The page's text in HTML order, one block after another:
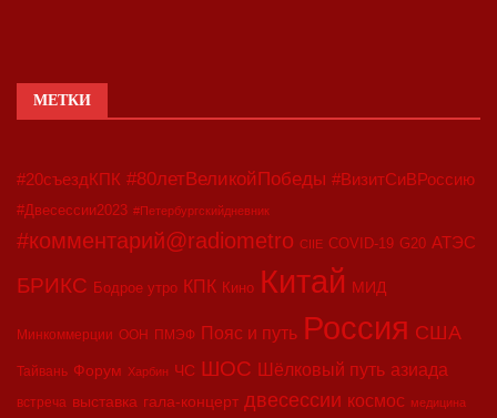
МЕТКИ
#20съездКПК #80летВеликойПобеды #ВизитСиВРоссию
#Двесессии2023 #Петербургскийдневник
#комментарий@radiometro CIIE COVID-19 G20 АТЭС
БРИКС Бодрое утро КПК Кино Китай МИД
Минкоммерции ООН ПМЭФ Пояс и путь Россия США
Тайвань Форум Харбин ЧС ШОС Шёлковый путь азиада
встреча выставка гала-концерт двесессии космос медицина